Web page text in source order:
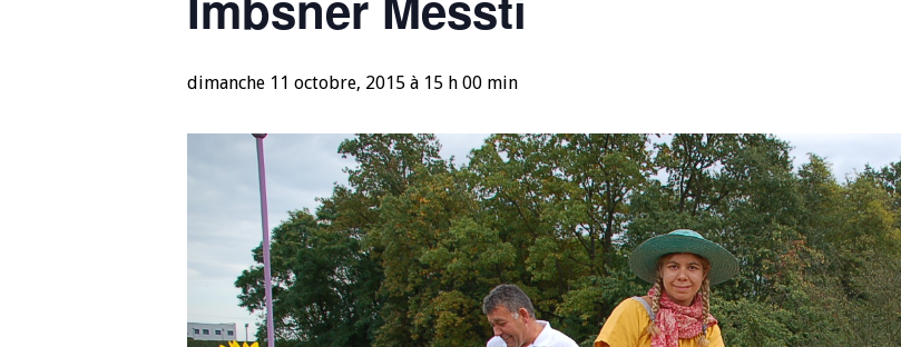
dimanche 11 octobre, 2015 à 15 h 00 min